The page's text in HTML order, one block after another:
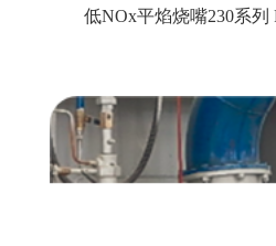
低NOx平焰烧嘴230系列